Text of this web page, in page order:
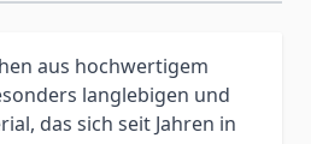
aus hochwertigem
langlebigen und
das sich seit Jahren in